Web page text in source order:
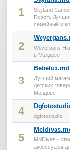
1
Skyland
Resort.
семейный и
2
Weyergans
в Молдове
3
Bebelux.md
Лучший
детских
Молдове
4 dgfotostudio
5
MolDivas -
аксессуары